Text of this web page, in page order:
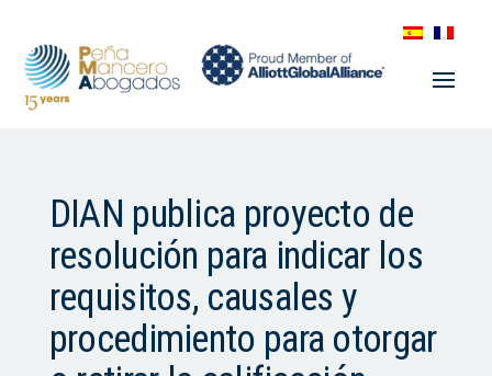
DIAN publica proyecto de
resolución para indicar los
requisitos, causales y
procedimiento para otorgar